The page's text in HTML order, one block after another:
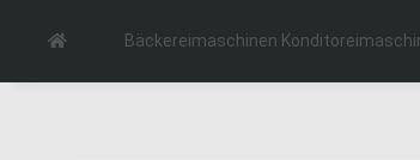
Bäckereimaschinen